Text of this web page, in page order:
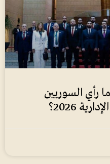
رأي السوريين
2026؟